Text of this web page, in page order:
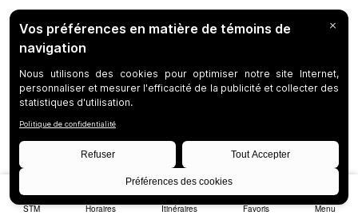
STM Horaires Itinéraires Favoris Menu